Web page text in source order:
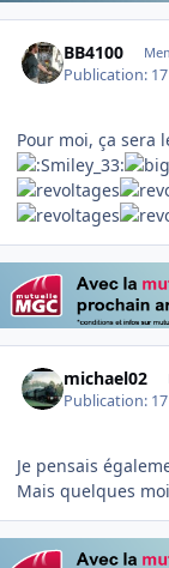
BB4100
Publication:
Pour moi, ça sera
michael02
Publication:
Je pensais
Mais quelques